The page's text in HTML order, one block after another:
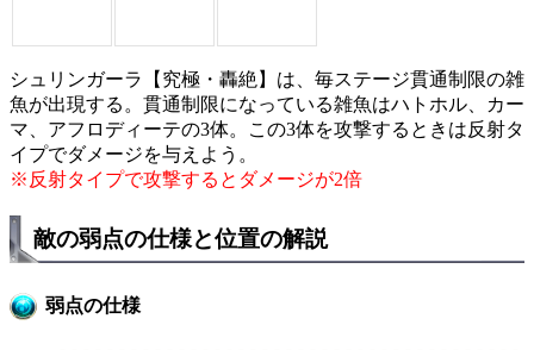
シュリンガーラ【究極・轟絶】は、毎ステージ貫通制限の雑
魚が出現する。貫通制限になっている雑魚はハトホル、カー
マ、アフロディーテの3体。この3体を攻撃するときは反射タ
イプでダメージを与えよう。
※反射タイプで攻撃するとダメージが2倍
敵の弱点の仕様と位置の解説
弱点の仕様